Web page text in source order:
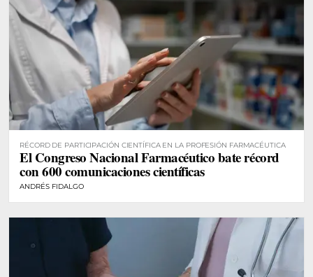
RÉCORD DE PARTICIPACIÓN CIENTÍFICA EN LA PROFESIÓN FARMACÉUTICA
El Congreso Nacional Farmacéutico bate récord
con 600 comunicaciones científicas
ANDRÉS FIDALGO